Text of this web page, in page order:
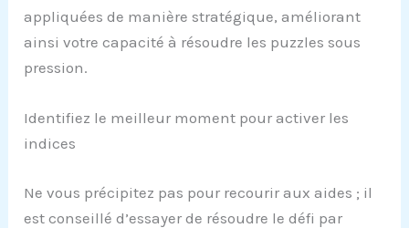
appliquées de manière stratégique, améliorant
ainsi votre capacité à résoudre les puzzles sous
pression.
Identifiez le meilleur moment pour activer les
indices
Ne vous précipitez pas pour recourir aux aides ; il
est conseillé d’essayer de résoudre le défi par